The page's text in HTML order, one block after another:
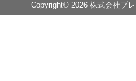
Copyright© 2026 株式会社ブ